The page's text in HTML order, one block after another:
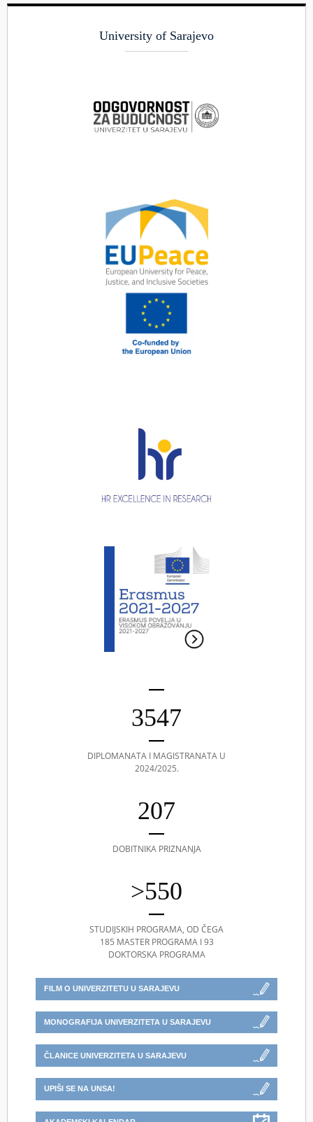
University of Sarajevo
3547
DIPLOMANATA I MAGISTRANATA U
2024/2025.
207
DOBITNIKA PRIZNANJA
>550
STUDIJSKIH PROGRAMA, OD ČEGA
185 MASTER PROGRAMA I 93
DOKTORSKA PROGRAMA
FILM O UNIVERZITETU U SARAJEVU
MONOGRAFIJA UNIVERZITETA U SARAJEVU
ČLANICE UNIVERZITETA U SARAJEVU
UPIŠI SE NA UNSA!